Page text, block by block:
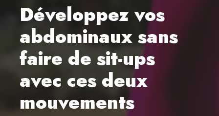
Développez vos
abdominaux sans
faire de sit-ups
avec ces deux
mouvements